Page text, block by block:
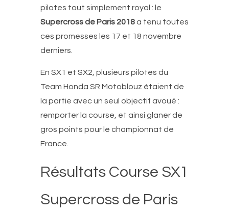
pilotes tout simplement royal : le
Supercross de Paris 2018a tenu toutes
ces promesses les 17 et 18 novembre
derniers.
En SX1 et SX2, plusieurs pilotes du
Team Honda SR Motoblouz étaient de
la partie avec un seul objectif avoué :
remporter la course, et ainsi glaner de
gros points pour le championnat de
France.
Résultats Course SX1
Supercross de Paris